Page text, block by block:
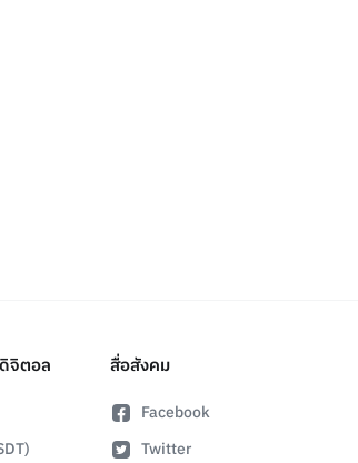
จิตอล สื่อสังคม
Facebook
Twitter